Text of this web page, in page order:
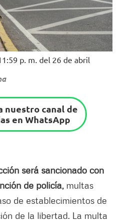
p. m. del 26 de abril
nuestro canal de
en WhatsApp
será sancionado con
de policía, multas
de establecimientos de
de la libertad. La multa